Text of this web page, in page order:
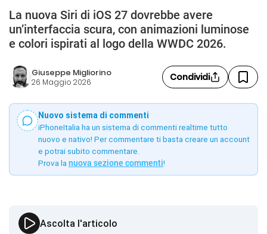
La nuova Siri di iOS 27 dovrebbe avere
un’interfaccia scura, con animazioni luminose
e colori ispirati al logo della WWDC 2026.
Giuseppe Migliorino
26 Maggio 2026 Condividi
Nuovo sistema di commenti
iPhoneItalia ha un sistema di commenti realtime tutto
nuovo e nativo! Per commentare ti basta creare un account
e potrai subito commentare.
Prova la nuova sezione commenti!
Ascolta l'articolo